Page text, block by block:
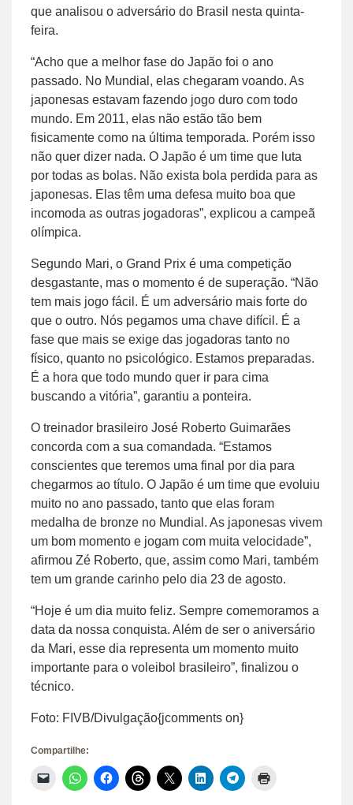
que analisou o adversário do Brasil nesta quinta-
feira.
“Acho que a melhor fase do Japão foi o ano
passado. No Mundial, elas chegaram voando. As
japonesas estavam fazendo jogo duro com todo
mundo. Em 2011, elas não estão tão bem
fisicamente como na última temporada. Porém isso
não quer dizer nada. O Japão é um time que luta
por todas as bolas. Não exista bola perdida para as
japonesas. Elas têm uma defesa muito boa que
incomoda as outras jogadoras”, explicou a campeã
olímpica.
Segundo Mari, o Grand Prix é uma competição
desgastante, mas o momento é de superação. “Não
tem mais jogo fácil. É um adversário mais forte do
que o outro. Nós pegamos uma chave difícil. É a
fase que mais se exige das jogadoras tanto no
físico, quanto no psicológico. Estamos preparadas.
É a hora que todo mundo quer ir para cima
buscando a vitória”, garantiu a ponteira.
O treinador brasileiro José Roberto Guimarães
concorda com a sua comandada. “Estamos
conscientes que teremos uma final por dia para
chegarmos ao título. O Japão é um time que evoluiu
muito no ano passado, tanto que elas foram
medalha de bronze no Mundial. As japonesas vivem
um bom momento e jogam com muita velocidade”,
afirmou Zé Roberto, que, assim como Mari, também
tem um grande carinho pelo dia 23 de agosto.
“Hoje é um dia muito feliz. Sempre comemoramos a
data da nossa conquista. Além de ser o aniversário
da Mari, esse dia representa um momento muito
importante para o voleibol brasileiro”, finalizou o
técnico.
Foto: FIVB/Divulgação{jcomments on}
Compartilhe:
Clique
para
Clique
para
Clique
para
Clique
para
Clique
para
Clique
para
Clique
para